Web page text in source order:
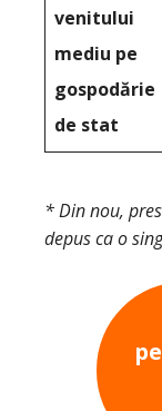
venitului
mediu pe
gospodărie
de stat
* Din nou,
depus ca o